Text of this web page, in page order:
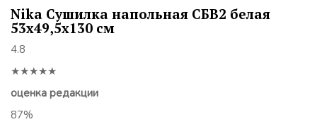
Nika Сушилка напольная СБВ2 белая
53х49,5х130 см
4.8
★★★★★
оценка редакции
87%